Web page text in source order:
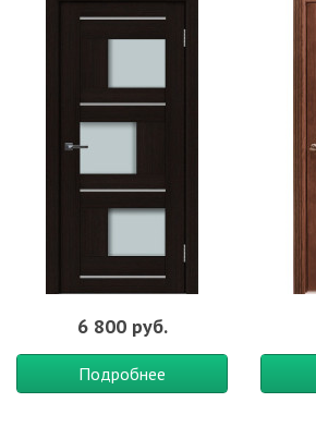
6 800 руб.
Подробнее